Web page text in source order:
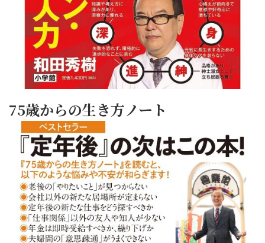
75歳からの生き方ノート